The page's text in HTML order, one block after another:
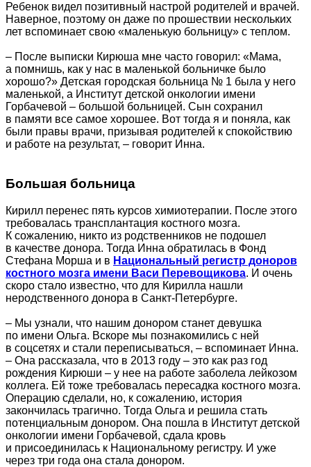
Ребенок видел позитивный настрой родителей и врачей.
Наверное, поэтому он даже по прошествии нескольких
лет вспоминает свою «маленькую больницу» с теплом.
– После выписки Кирюша мне часто говорил: «Мама,
а помнишь, как у нас в маленькой больничке было
хорошо?» Детская городская больница № 1 была у него
маленькой, а Институт детской онкологии имени
Горбачевой – большой больницей. Сын сохранил
в памяти все самое хорошее. Вот тогда я и поняла, как
были правы врачи, призывая родителей к спокойствию
и работе на результат, – говорит Инна.
Большая больница
Кирилл перенес пять курсов химиотерапии. После этого
требовалась трансплантация костного мозга.
К сожалению, никто из родственников не подошел
в качестве донора. Тогда Инна обратилась в Фонд
Стефана Морша и в Национальный регистр доноров
костного мозга имени Васи Перевощикова. И очень
скоро стало известно, что для Кирилла нашли
неродственного донора в Санкт-Петербурге.
– Мы узнали, что нашим донором станет девушка
по имени Ольга. Вскоре мы познакомились с ней
в соцсетях и стали переписываться, – вспоминает Инна.
– Она рассказала, что в 2013 году – это как раз год
рождения Кирюши – у нее на работе заболела лейкозом
коллега. Ей тоже требовалась пересадка костного мозга.
Операцию сделали, но, к сожалению, история
закончилась трагично. Тогда Ольга и решила стать
потенциальным донором. Она пошла в Институт детской
онкологии имени Горбачевой, сдала кровь
и присоединилась к Национальному регистру. И уже
через три года она стала донором.